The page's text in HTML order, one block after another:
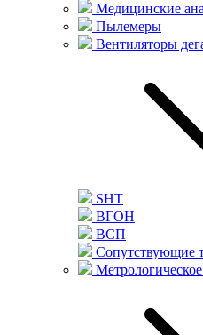
Медицинские
Пылемеры
Вентиляторы
SHT
ВГОН
ВСП
Сопутствующие